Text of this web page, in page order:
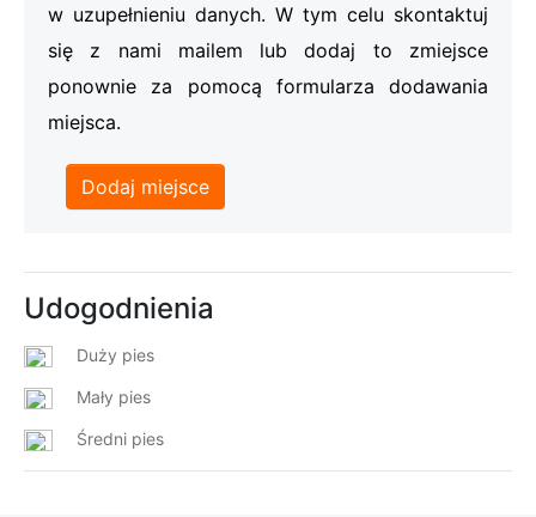
w uzupełnieniu danych. W tym celu skontaktuj
się z nami mailem lub dodaj to zmiejsce
ponownie za pomocą formularza dodawania
miejsca.
Dodaj miejsce
Udogodnienia
Duży pies
Mały pies
Średni pies